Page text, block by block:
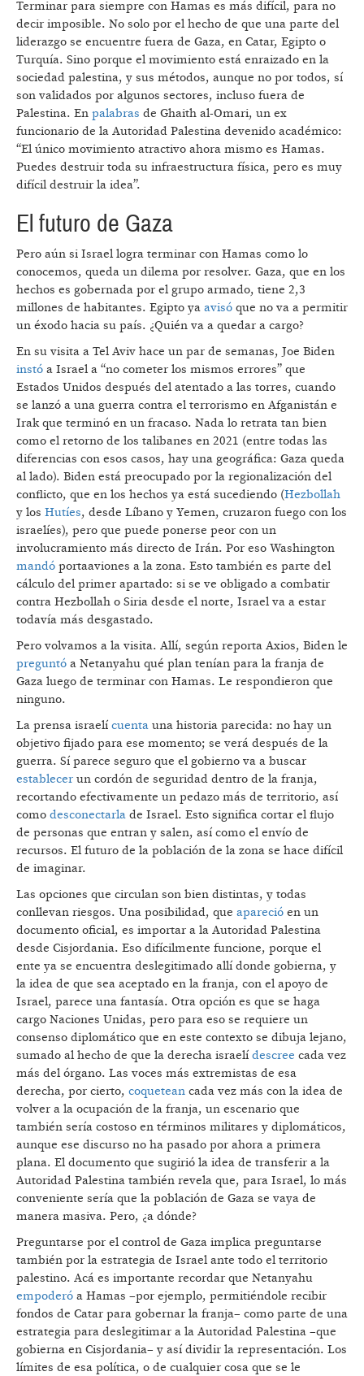
Terminar para siempre con Hamas es más difícil, para no
decir imposible. No solo por el hecho de que una parte del
liderazgo se encuentre fuera de Gaza, en Catar, Egipto o
Turquía. Sino porque el movimiento está enraizado en la
sociedad palestina, y sus métodos, aunque no por todos, sí
son validados por algunos sectores, incluso fuera de
Palestina. En palabras de Ghaith al-Omari, un ex
funcionario de la Autoridad Palestina devenido académico:
“El único movimiento atractivo ahora mismo es Hamas.
Puedes destruir toda su infraestructura física, pero es muy
difícil destruir la idea”.
El futuro de Gaza
Pero aún si Israel logra terminar con Hamas como lo
conocemos, queda un dilema por resolver. Gaza, que en los
hechos es gobernada por el grupo armado, tiene 2,3
millones de habitantes. Egipto ya avisó que no va a permitir
un éxodo hacia su país. ¿Quién va a quedar a cargo?
En su visita a Tel Aviv hace un par de semanas, Joe Biden
instó a Israel a “no cometer los mismos errores” que
Estados Unidos después del atentado a las torres, cuando
se lanzó a una guerra contra el terrorismo en Afganistán e
Irak que terminó en un fracaso. Nada lo retrata tan bien
como el retorno de los talibanes en 2021 (entre todas las
diferencias con esos casos, hay una geográfica: Gaza queda
al lado). Biden está preocupado por la regionalización del
conflicto, que en los hechos ya está sucediendo (Hezbollah
y los Hutíes, desde Líbano y Yemen, cruzaron fuego con los
israelíes), pero que puede ponerse peor con un
involucramiento más directo de Irán. Por eso Washington
mandó portaaviones a la zona. Esto también es parte del
cálculo del primer apartado: si se ve obligado a combatir
contra Hezbollah o Siria desde el norte, Israel va a estar
todavía más desgastado.
Pero volvamos a la visita. Allí, según reporta Axios, Biden le
preguntó a Netanyahu qué plan tenían para la franja de
Gaza luego de terminar con Hamas. Le respondieron que
ninguno.
La prensa israelí cuenta una historia parecida: no hay un
objetivo fijado para ese momento; se verá después de la
guerra. Sí parece seguro que el gobierno va a buscar
establecer un cordón de seguridad dentro de la franja,
recortando efectivamente un pedazo más de territorio, así
como desconectarla de Israel. Esto significa cortar el flujo
de personas que entran y salen, así como el envío de
recursos. El futuro de la población de la zona se hace difícil
de imaginar.
Las opciones que circulan son bien distintas, y todas
conllevan riesgos. Una posibilidad, que apareció en un
documento oficial, es importar a la Autoridad Palestina
desde Cisjordania. Eso difícilmente funcione, porque el
ente ya se encuentra deslegitimado allí donde gobierna, y
la idea de que sea aceptado en la franja, con el apoyo de
Israel, parece una fantasía. Otra opción es que se haga
cargo Naciones Unidas, pero para eso se requiere un
consenso diplomático que en este contexto se dibuja lejano,
sumado al hecho de que la derecha israelí descree cada vez
más del órgano. Las voces más extremistas de esa
derecha, por cierto, coquetean cada vez más con la idea de
volver a la ocupación de la franja, un escenario que
también sería costoso en términos militares y diplomáticos,
aunque ese discurso no ha pasado por ahora a primera
plana. El documento que sugirió la idea de transferir a la
Autoridad Palestina también revela que, para Israel, lo más
conveniente sería que la población de Gaza se vaya de
manera masiva. Pero, ¿a dónde?
Preguntarse por el control de Gaza implica preguntarse
también por la estrategia de Israel ante todo el territorio
palestino. Acá es importante recordar que Netanyahu
empoderó a Hamas –por ejemplo, permitiéndole recibir
fondos de Catar para gobernar la franja– como parte de una
estrategia para deslegitimar a la Autoridad Palestina –que
gobierna en Cisjordania– y así dividir la representación. Los
límites de esa política, o de cualquier cosa que se le